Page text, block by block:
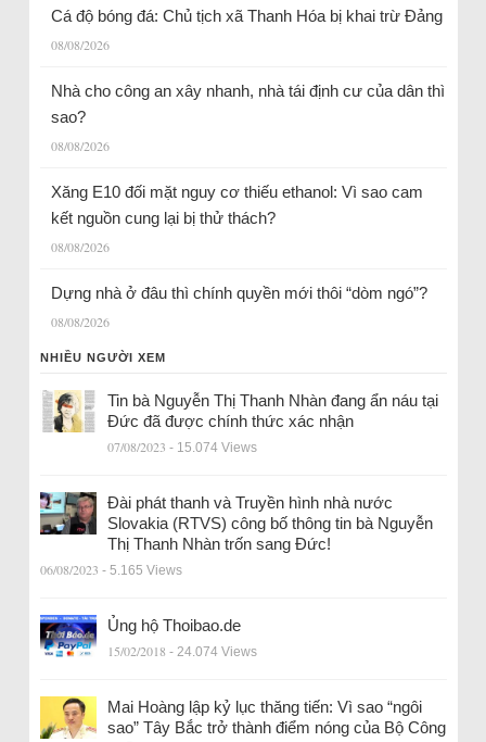
Cá độ bóng đá: Chủ tịch xã Thanh Hóa bị khai trừ Đảng
08/08/2026
Nhà cho công an xây nhanh, nhà tái định cư của dân thì
sao?
08/08/2026
Xăng E10 đối mặt nguy cơ thiếu ethanol: Vì sao cam
kết nguồn cung lại bị thử thách?
08/08/2026
Dựng nhà ở đâu thì chính quyền mới thôi “dòm ngó”?
08/08/2026
NHIỀU NGƯỜI XEM
Tin bà Nguyễn Thị Thanh Nhàn đang ẩn náu tại
Đức đã được chính thức xác nhận
07/08/2023 - 15.074 Views
Đài phát thanh và Truyền hình nhà nước
Slovakia (RTVS) công bố thông tin bà Nguyễn
Thị Thanh Nhàn trốn sang Đức!
06/08/2023 - 5.165 Views
Ủng hộ Thoibao.de
15/02/2018 - 24.074 Views
Mai Hoàng lập kỷ lục thăng tiến: Vì sao “ngôi
sao” Tây Bắc trở thành điểm nóng của Bộ Công